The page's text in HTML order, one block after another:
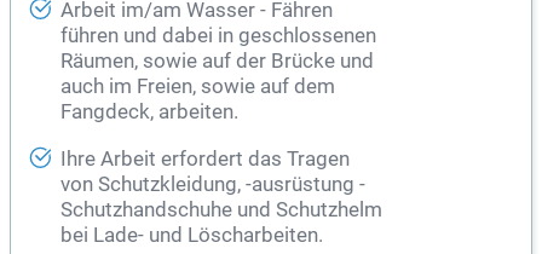
Arbeit im/am Wasser - Fähren
führen und dabei in geschlossenen
Räumen, sowie auf der Brücke und
auch im Freien, sowie auf dem
Fangdeck, arbeiten.
Ihre Arbeit erfordert das Tragen
von Schutzkleidung, -ausrüstung -
Schutzhandschuhe und Schutzhelm
bei Lade- und Löscharbeiten.